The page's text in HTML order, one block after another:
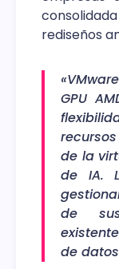
rediseños
GPU
de la
de IA.
de
de